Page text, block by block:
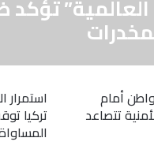
تؤكد
أمام
تتصاعد
استمرار